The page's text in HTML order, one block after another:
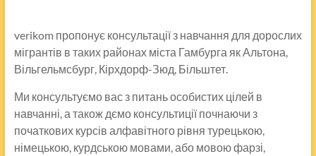
verikom пропонує консультації з навчання для дорослих
мігрантів в таких районах міста Гамбурга як Альтона,
Вільгельмсбург, Кірхдорф-Зюд, Більштет.
Ми консультуємо вас з питань особистих цілей в
навчанні, а також дємо консультиції почнаючи з
початкових курсів алфавітного рівня турецькою,
німецькою, курдською мовами, або мовою фарзі,